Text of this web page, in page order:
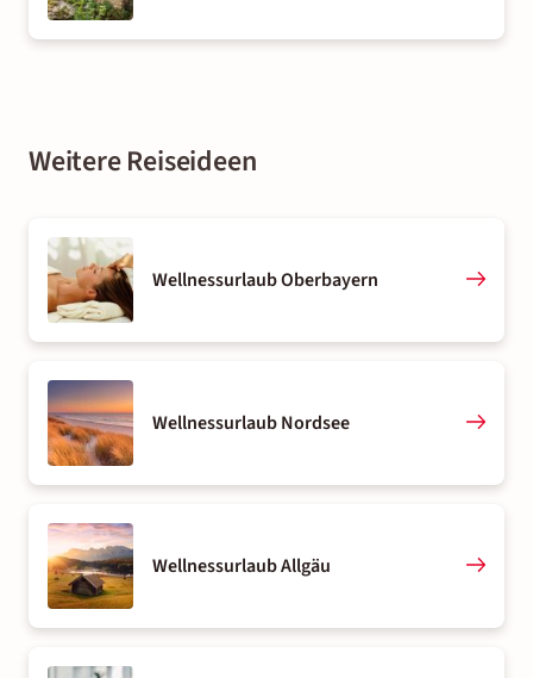
Weitere Reiseideen
Wellnessurlaub Oberbayern
Wellnessurlaub Nordsee
Wellnessurlaub Allgäu